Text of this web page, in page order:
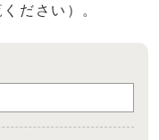
ください）。